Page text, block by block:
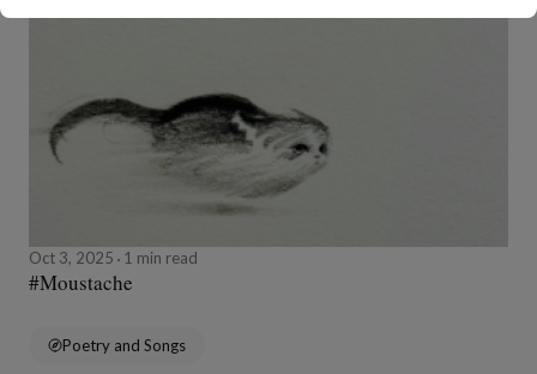
Oct 3, 2025 1 min read
#Moustache
Poetry and Songs